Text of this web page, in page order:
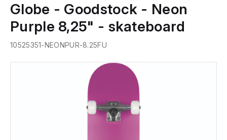
Globe - Goodstock - Neon
Purple 8,25" - skateboard
10525351-NEONPUR-8.25FU